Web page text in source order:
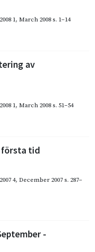
1, March 2008s. 1–14
av
1, March 2008s. 51–54
första tid
4, December 2007s. 287–
-